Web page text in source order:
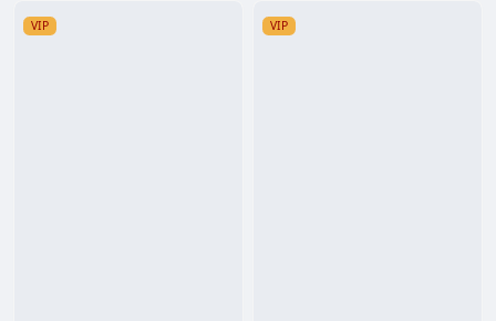
VIP VIP